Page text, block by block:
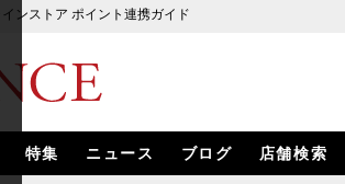
ンストア ポイント連携ガイド
特集 ニュース ブログ 店舗検索